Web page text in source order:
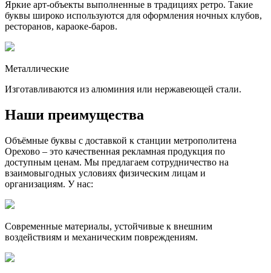
Яркие арт-объекты выполненные в традициях ретро. Такие
буквы широко используются для оформления ночных клубов,
ресторанов, караоке-баров.
Металлические
Изготавливаются из алюминия или нержавеющей стали.
Наши преимущества
Объёмные буквы с доставкой к станции метрополитена
Орехово – это качественная рекламная продукция по
доступным ценам. Мы предлагаем сотрудничество на
взаимовыгодных условиях физическим лицам и
организациям. У нас:
Современные материалы, устойчивые к внешним
воздействиям и механическим повреждениям.